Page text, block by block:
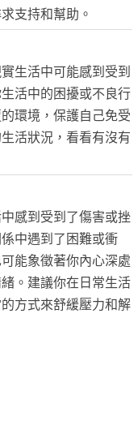
支持和幫助。
生活中可能感到受到
活中的困擾或不良行
環境，保護自己免受
活狀況，看看有沒有
感到受到了傷害或挫
中遇到了困難或衝
能象徵著你內心深處
。建議你在日常生活
方式來舒緩壓力和解